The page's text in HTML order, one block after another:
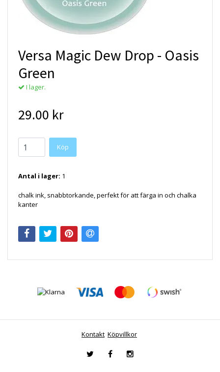
Versa Magic Dew Drop - Oasis
Green
I lager.
29.00 kr
Antal i lager: 1
chalk ink, snabbtorkande, perfekt för att färga in och chalka
kanter
Kontakt Köpvillkor